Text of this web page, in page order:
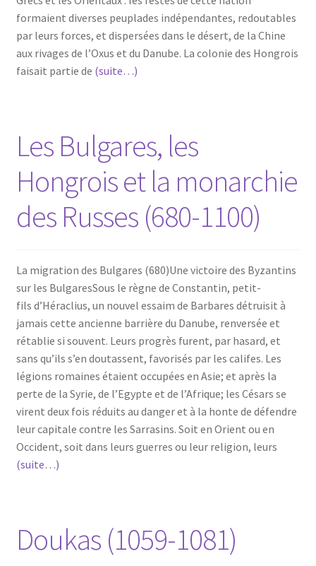
formaient diverses peuplades indépendantes, redoutables
par leurs forces, et dispersées dans le désert, de la Chine
aux rivages de l’Oxus et du Danube. La colonie des Hongrois
faisait partie de (suite…)
Les Bulgares, les
Hongrois et la monarchie
des Russes (680-1100)
La migration des Bulgares (680)Une victoire des Byzantins
sur les BulgaresSous le règne de Constantin, petit-
fils d’Héraclius, un nouvel essaim de Barbares détruisit à
jamais cette ancienne barrière du Danube, renversée et
rétablie si souvent. Leurs progrès furent, par hasard, et
sans qu’ils s’en doutassent, favorisés par les califes. Les
légions romaines étaient occupées en Asie; et après la
perte de la Syrie, de l’Egypte et de l’Afrique; les Césars se
virent deux fois réduits au danger et à la honte de défendre
leur capitale contre les Sarrasins. Soit en Orient ou en
Occident, soit dans leurs guerres ou leur religion, leurs
(suite…)
Doukas (1059-1081)